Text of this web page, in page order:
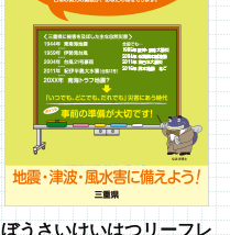
ぼうさいけいはつリーフレ